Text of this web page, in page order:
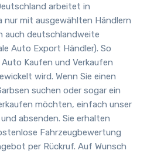
arbeitet in
nur mit ausgewählten Händlern
auch deutschlandweite
Auto Export Händler). So
Kaufen und Verkaufen
wird. Wenn Sie einen
suchen oder sogar ein
möchten, einfach unser
absenden. Sie erhalten
Fahrzeugbewertung
per Rückruf. Auf Wunsch